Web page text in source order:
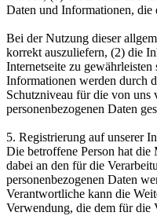
Daten und Informationen, die
Bei der Nutzung dieser
korrekt auszuliefern, (2) die
Internetseite zu
Informationen werden durch
Schutzniveau für die von uns
personenbezogenen Daten
5. Registrierung auf unserer
Die betroffene Person hat die
dabei an den für die
personenbezogenen Daten
Verantwortliche kann die
Verwendung, die dem für die